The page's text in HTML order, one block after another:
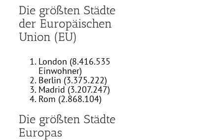
Die größten Städte
der Europäischen
Union (EU)
London (8.416.535
Einwohner)
Berlin (3.375.222)
Madrid (3.207.247)
Rom (2.868.104)
Die größten Städte
Europas